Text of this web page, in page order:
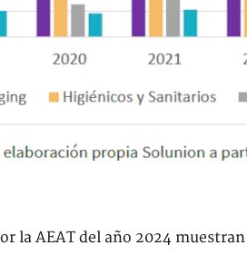
la AEAT del año 2024